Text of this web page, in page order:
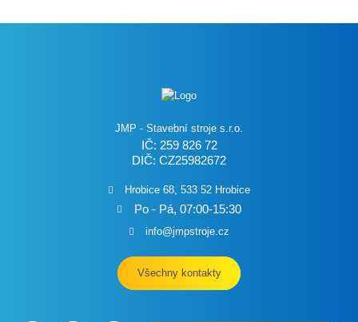
JMP - Stavební stroje s.r.o.
IČ: 259 826 72
DIČ: CZ25982672
Hrobice 68, 533 52 Hrobice
Po - Pá, 07:00-15:30
info@jmpstroje.cz
Všechny kontakty